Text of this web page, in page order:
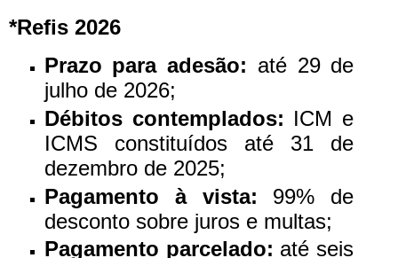
*Refis 2026
Prazo para adesão: até 29 de
julho de 2026;
Débitos contemplados: ICM e
ICMS constituídos até 31 de
dezembro de 2025;
Pagamento à vista: 99% de
desconto sobre juros e multas;
Pagamento parcelado: até seis